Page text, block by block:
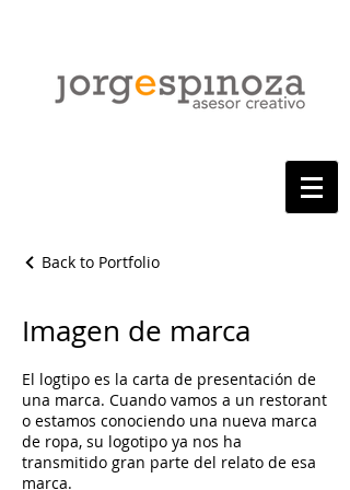
Back to Portfolio
Imagen de marca
El logtipo es la carta de presentación de
una marca. Cuando vamos a un restorant
o estamos conociendo una nueva marca
de ropa, su logotipo ya nos ha
transmitido gran parte del relato de esa
marca.